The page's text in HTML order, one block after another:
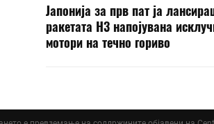
Јапонија за прв пат ја
ракетата H3 напојувана
мотори на течно гориво